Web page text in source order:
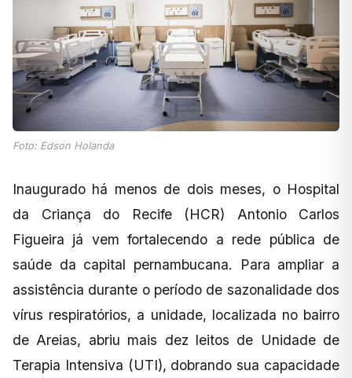
Foto: Edson Holanda
Inaugurado há menos de dois meses, o Hospital
da Criança do Recife (HCR) Antonio Carlos
Figueira já vem fortalecendo a rede pública de
saúde da capital pernambucana. Para ampliar a
assistência durante o período de sazonalidade dos
vírus respiratórios, a unidade, localizada no bairro
de Areias, abriu mais dez leitos de Unidade de
Terapia Intensiva (UTI), dobrando sua capacidade